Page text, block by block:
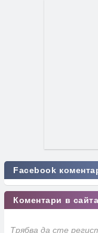
Facebook
Коментари в сайта
Трябва да сте